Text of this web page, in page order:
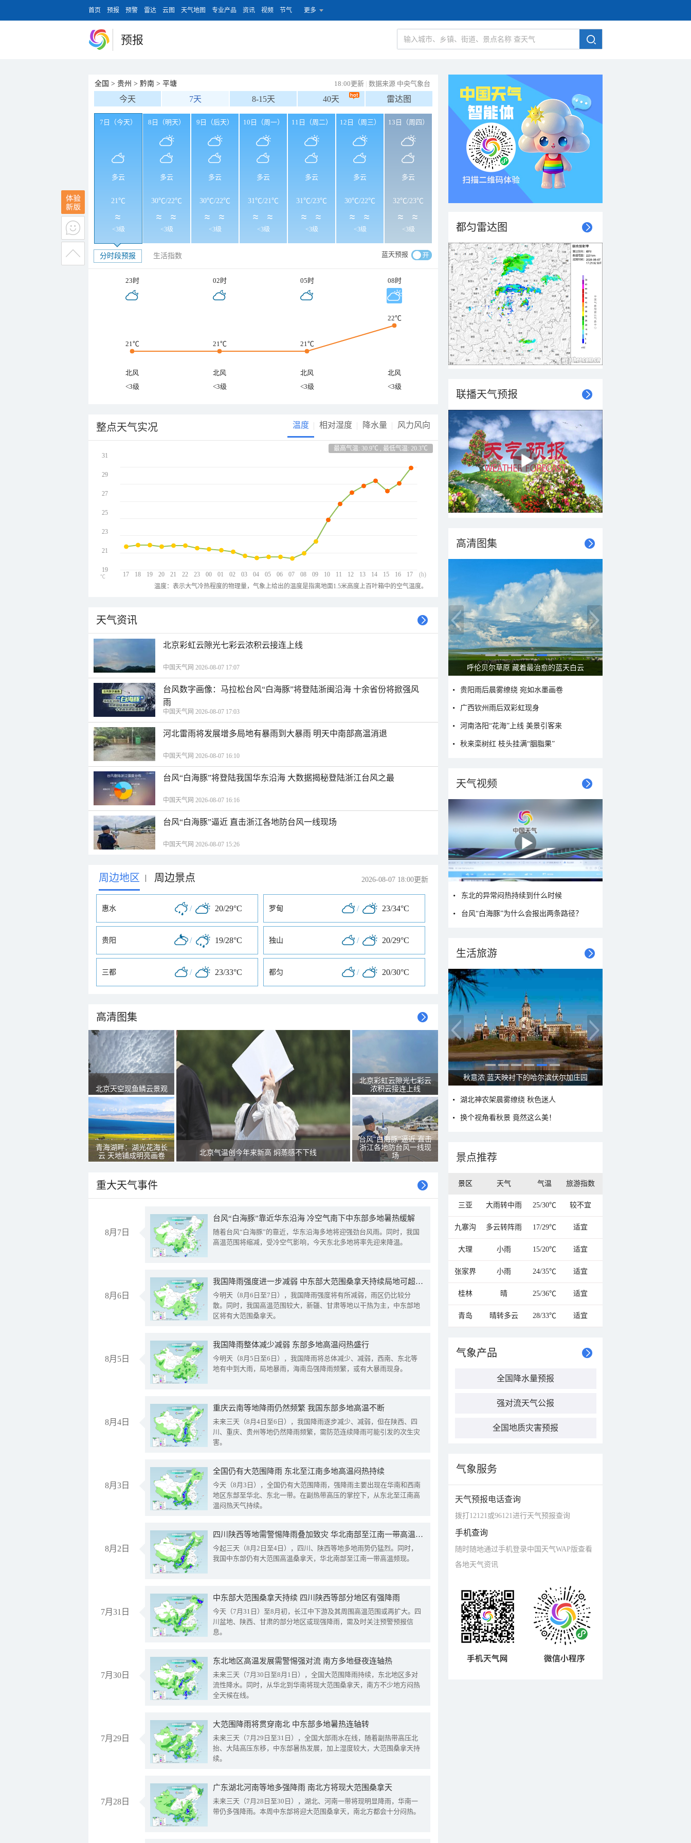
首页 预报 预警 雷达 云图 天气地图 专业产品 资讯 视频 节气 更多
预报
全国 > 贵州 > 黔南 > 平塘 18:00更新 | 数据来源 中央气象台
今天 7天 8-15天 40天 雷达图
7日（今天）
多云
21℃
<3级
8日（明天）
多云
30℃/22℃
<3级
9日（后天）
多云
30℃/22℃
<3级
10日（周一）
多云
31℃/21℃
<3级
11日（周二）
多云
31℃/23℃
<3级
12日（周三）
多云
30℃/22℃
<3级
13日（周四）
多云
32℃/23℃
<3级
分时段预报 生活指数 蓝天预报
23时 02时 05时 08时
21℃ 21℃ 21℃
22℃
北风 北风 北风
北风
<3级
<3级 <3级 <3级
整点天气实况 温度 相对湿度 降水量 风力风向
最高气温: 30.9℃ , 最低气温: 20.3℃
17 18 19 20 21 22 23 00 01 02 03 04 05 06 07 08 09 10 11 12 13 14 15 16 17
31
29
27
25
23
21
19
(h)
℃
温度：表示大气冷热程度的物理量，气象上给出的温度是指离地面1.5米高度上百叶箱中的空气温度。
天气资讯
北京彩虹云隙光七彩云浓积云接连上线
中国天气网 2026-08-07 17:07
台风数字画像：马拉松台风“白海豚”将登陆浙闽沿海 十余省份将掀强风
雨
中国天气网 2026-08-07 17:03
河北雷雨将发展增多局地有暴雨到大暴雨 明天中南部高温消退
中国天气网 2026-08-07 16:10
台风“白海豚”将登陆我国华东沿海 大数据揭秘登陆浙江台风之最
中国天气网 2026-08-07 16:16
台风“白海豚”逼近 直击浙江各地防台风一线现场
中国天气网 2026-08-07 15:26
周边地区 | 周边景点 2026-08-07 18:00更新
惠水 / 20/29°C 罗甸 / 23/34°C
贵阳 / 19/28°C 独山 / 20/29°C
三都 / 23/33°C 都匀 / 20/30°C
高清图集
北京天空现鱼鳞云景观
青海湖畔：湖光花海长
云 天地铺成明亮画卷
北京气温创今年来新高 焖蒸感不下线
北京彩虹云隙光七彩云
浓积云接连上线
台风“白海豚”逼近 直击
浙江各地防台风一线现
场
重大天气事件
8月7日
台风“白海豚”靠近华东沿海 冷空气南下中东部多地暑热缓解
随着台风“白海豚”的靠近，华东沿海多地将迎强劲台风雨。同时，我国
高温范围将缩减，受冷空气影响，今天东北多地将率先迎来降温。
8月6日
我国降雨强度进一步减弱 中东部大范围桑拿天持续局地可超38℃
今明天（8月6日至7日），我国降雨强度将有所减弱，雨区仍比较分
散。同时，我国高温范围较大，新疆、甘肃等地以干热为主，中东部地
区将有大范围桑拿天。
8月5日
我国降雨整体减少减弱 东部多地高温闷热盛行
今明天（8月5日至6日），我国降雨将总体减少、减弱，西南、东北等
地有中到大雨，局地暴雨，海南岛强降雨频繁，或有大暴雨现身。
8月4日
重庆云南等地降雨仍然频繁 我国东部多地高温不断
未来三天（8月4日至6日），我国降雨逐步减少、减弱，但在陕西、四
川、重庆、贵州等地仍然降雨频繁，需防范连续降雨可能引发的次生灾
害。
8月3日
全国仍有大范围降雨 东北至江南多地高温闷热持续
今天（8月3日），全国仍有大范围降雨，强降雨主要出现在华南和西南
地区东部至华北、东北一带。在副热带高压的掌控下，从东北至江南高
温闷热天气持续。
8月2日
四川陕西等地需警惕降雨叠加致灾 华北南部至江南一带高温频现
今起三天（8月2日至4日），四川、陕西等地多地雨势仍猛烈。同时，
我国中东部仍有大范围高温桑拿天，华北南部至江南一带高温频现。
7月31日
中东部大范围桑拿天持续 四川陕西等部分地区有强降雨
今天（7月31日）至8月初，长江中下游及其周围高温范围或再扩大。四
川盆地、陕西、甘肃的部分地区或现强降雨，需及时关注预警预报信
息。
7月30日
东北地区高温发展需警惕强对流 南方多地昼夜连轴热
未来三天（7月30日至8月1日），全国大范围降雨持续，东北地区多对
流性降水。同时，从华北到华南将现大范围桑拿天，南方不少地方闷热
全天候在线。
7月29日
大范围降雨将贯穿南北 中东部多地暑热连轴转
未来三天（7月29日至31日），全国大部雨水在线，随着副热带高压北
抬、大陆高压东移，中东部暑热发展，加上湿度较大，大范围桑拿天持
续。
7月28日
广东湖北河南等地多强降雨 南北方将现大范围桑拿天
未来三天（7月28日至30日），湖北、河南一带将现明显降雨，华南一
带仍多强降雨。本周中东部将迎大范围桑拿天，南北方都会十分闷热。
都匀雷达图
联播天气预报
高清图集
呼伦贝尔草原 藏着最治愈的蓝天白云
贵阳雨后晨雾缭绕 宛如水墨画卷
广西钦州雨后双彩虹现身
河南洛阳“花海”上线 美景引客来
秋来栾树红 枝头挂满“胭脂果”
天气视频
东北的异常闷热持续到什么时候
台风“白海豚”为什么会报出两条路径？
生活旅游
秋意浓 蓝天映衬下的哈尔滨伏尔加庄园
湖北神农架晨雾缭绕 秋色迷人
换个视角看秋景 竟然这么美！
景点推荐
景区 天气 气温 旅游指数
三亚 大雨转中雨 25/30℃ 较不宜
九寨沟 多云转阵雨 17/29℃ 适宜
大理 小雨 15/20℃ 适宜
张家界 小雨 24/35℃ 适宜
桂林 晴 25/36℃ 适宜
青岛 晴转多云 28/33℃ 适宜
气象产品
全国降水量预报
强对流天气公报
全国地质灾害预报
气象服务
天气预报电话查询
拨打12121或96121进行天气预报查询
手机查询
随时随地通过手机登录中国天气WAP版查看
各地天气资讯